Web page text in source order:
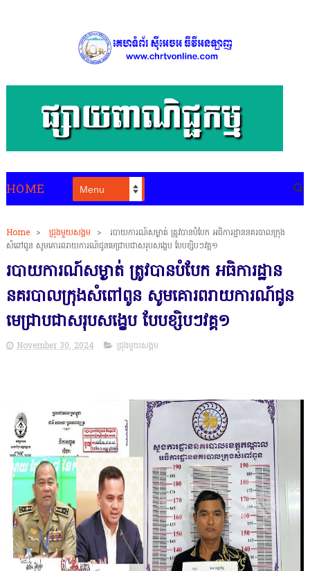
HOME
Home > ជ្រុងមួយសង្គម >
របាយការណ៍សម្ងាត់ ត្រូវបានបំបែក អធិការដ្ឋាននគរបាលក្រុង
សំពៅពូន សូមគោរពរាយការណ៍ជូនមេជ្រាបជាសរុបសង្ខេប បែបខ្សិបៗវគ្គ១
របាយការណ៍សម្ងាត់ ត្រូវបានបំបែក អធិការដ្ឋាន
នគរបាលក្រុងសំពៅពូន សូមគោរពរាយការណ៍ជូន
មេជ្រាបជាសរុបសង្ខេប បែបខ្សិបៗវគ្គ១
November 30, 2024 ជ្រុងមួយសង្គម